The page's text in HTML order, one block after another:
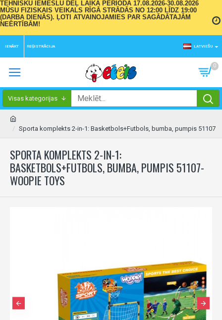
TEHNISKU IEMESLU DĒĻ LAIKA PERIODĀ 17.08.2026-30.08.2026
MŪSU FIZISKAIS VEIKALS RĪGĀ STRĀDĀS NO 12:00 LĪDZ 19:00
(DARBA DIENĀS). ĻOTI ATVAINOJAMIES PAR SAGĀDĀTAJĀM
NEĒRTĪBĀM!
IENĀKT REĢISTRĀCIJA LATVIEŠU
0
Visas kategorijas
Sporta komplekts 2-in-1: Basketbols+Futbols, bumba, pumpis 51107
SPORTA KOMPLEKTS 2-IN-1:
BASKETBOLS+FUTBOLS, BUMBA, PUMPIS 51107-
WOOPIE TOYS